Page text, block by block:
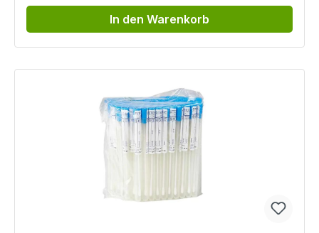
In den Warenkorb